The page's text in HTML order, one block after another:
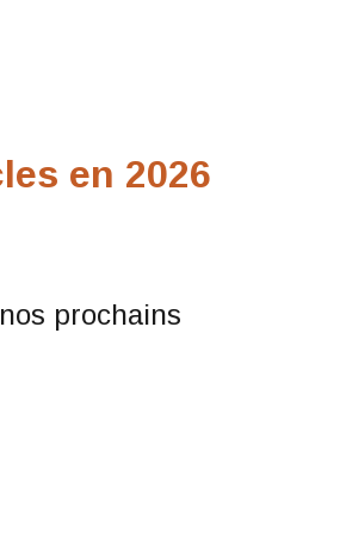
en 2026
prochains